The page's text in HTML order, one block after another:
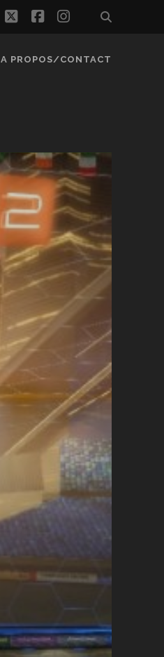
twitterfacebook
instagram
A PROPOS/CONTACT